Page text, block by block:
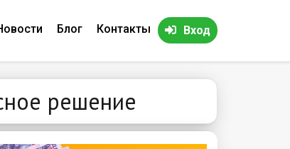
Блог Контакты Вход
решение